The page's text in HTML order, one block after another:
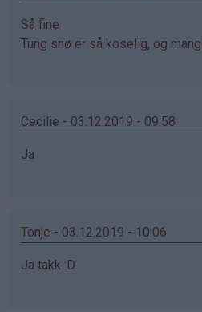
Så fine
Tung snø er så koselig, og
Cecilie - 03.12.2019 - 09:58
Ja
Tonje - 03.12.2019 - 10:06
Ja takk :D